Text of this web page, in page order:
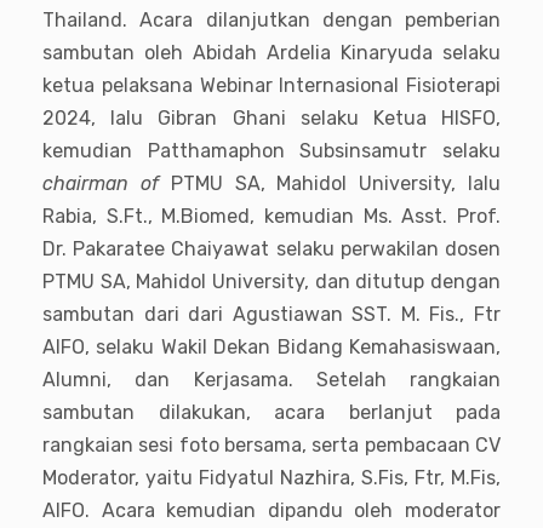
Thailand. Acara dilanjutkan dengan pemberian
sambutan oleh Abidah Ardelia Kinaryuda selaku
ketua pelaksana Webinar Internasional Fisioterapi
2024, lalu Gibran Ghani selaku Ketua HISFO,
kemudian Patthamaphon Subsinsamutr selaku
chairman ofPTMU SA, Mahidol University, lalu
Rabia, S.Ft., M.Biomed, kemudian Ms. Asst. Prof.
Dr. Pakaratee Chaiyawat selaku perwakilan dosen
PTMU SA, Mahidol University, dan ditutup dengan
sambutan dari dari Agustiawan SST. M. Fis., Ftr
AIFO, selaku Wakil Dekan Bidang Kemahasiswaan,
Alumni, dan Kerjasama. Setelah rangkaian
sambutan dilakukan, acara berlanjut pada
rangkaian sesi foto bersama, serta pembacaan CV
Moderator, yaitu Fidyatul Nazhira, S.Fis, Ftr, M.Fis,
AIFO. Acara kemudian dipandu oleh moderator